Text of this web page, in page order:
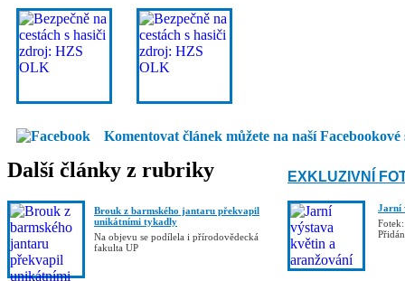
Komentovat článek můžete na naší Facebookové
Další články z rubriky
Brouk z barmského jantaru překvapil
unikátními tykadly
Na objevu se podílela i přírodovědecká
fakulta UP
EXKLUZIVNÍ
Jarní